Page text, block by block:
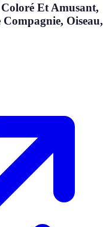
Et Amusant,
Oiseau,